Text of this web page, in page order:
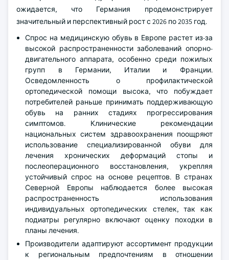
ожидается, что Германия продемонстрирует
значительный и перспективный рост с 2026 по 2035 год.
Спрос на медицинскую обувь в Европе растет из-за
высокой распространенности заболеваний опорно-
двигательного аппарата, особенно среди пожилых
групп в Германии, Италии и Франции.
Осведомленность о профилактической
ортопедической помощи высока, что побуждает
потребителей раньше принимать поддерживающую
обувь на ранних стадиях прогрессирования
симптомов. Клинические рекомендации
национальных систем здравоохранения поощряют
использование специализированной обуви для
лечения хронических деформаций стопы и
послеоперационного восстановления, укрепляя
устойчивый спрос на основе рецептов. В странах
Северной Европы наблюдается более высокая
распространенность использования
индивидуальных ортопедических стелек, так как
подиатры регулярно включают оценку походки в
планы лечения.
Производители адаптируют ассортимент продукции
к региональным предпочтениям в отношении